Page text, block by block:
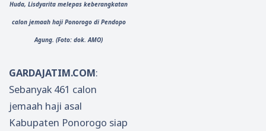
Huda, Lisdyarita melepas keberangkatan
calon jemaah haji Ponorogo di Pendopo
Agung. (Foto: dok. AMO)
GARDAJATIM.COM:
Sebanyak 461 calon
jemaah haji asal
Kabupaten Ponorogo siap